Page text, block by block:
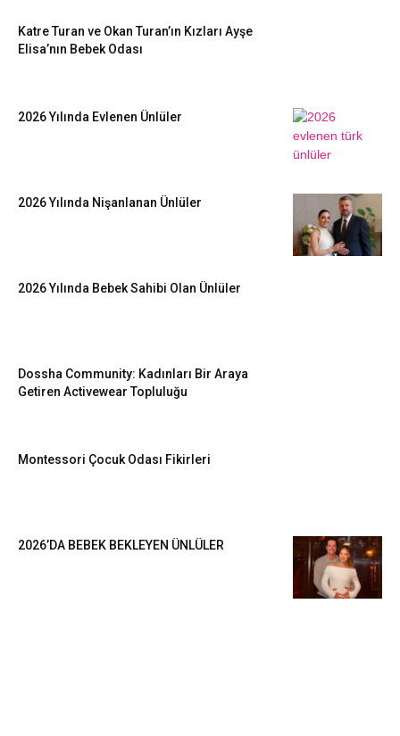
Katre Turan ve Okan Turan’ın Kızları Ayşe
Elisa’nın Bebek Odası
2026 Yılında Evlenen Ünlüler
2026 Yılında Nişanlanan Ünlüler
2026 Yılında Bebek Sahibi Olan Ünlüler
Dossha Community: Kadınları Bir Araya
Getiren Activewear Topluluğu
Montessori Çocuk Odası Fikirleri
2026’DA BEBEK BEKLEYEN ÜNLÜLER